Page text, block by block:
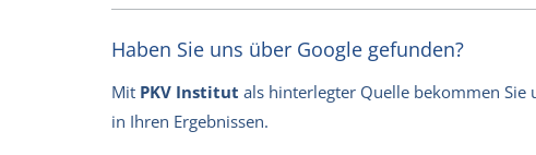
Haben Sie uns über Google gefunden?
Mit PKV Institut als hinterlegter Quelle bekommen
in Ihren Ergebnissen.